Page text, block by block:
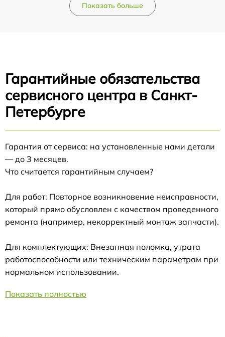
Показать больше
Гарантийные обязательства
сервисного центра в Санкт-
Петербурге
Гарантия от сервиса: на установленные нами детали
— до 3 месяцев.
Что считается гарантийным случаем?
Для работ: Повторное возникновение неисправности,
который прямо обусловлен с качеством проведенного
ремонта (например, некорректный монтаж запчасти).
Для комплектующих: Внезапная поломка, утрата
работоспособности или техническим параметрам при
нормальном использовании.
Показать полностью